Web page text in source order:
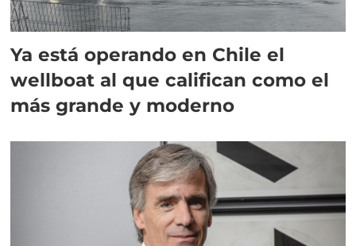
Ya está operando en Chile el
wellboat al que califican como el
más grande y moderno